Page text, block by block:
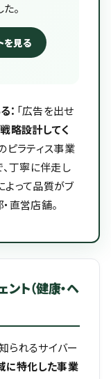
。
を見る
： 「広告を出せ
略設計してく
ピラティス事業
丁寧に伴走し
よって品質がブ
直営店舗。
ト（健康・ヘ
られるサイバー
に特化した事業